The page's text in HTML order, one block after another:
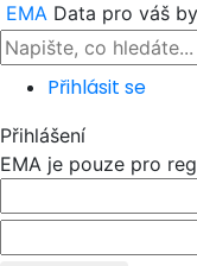
EMA Data pro váš
Přihlásit se
Přihlášení
EMA je pouze pro